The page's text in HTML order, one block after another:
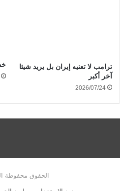
ترامب لا تعنيه إيران بل يريد شيئا
آخر أكبر
2026/07/24
الحقوق محفوظة